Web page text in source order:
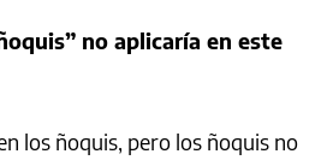
no aplicaría en este
los ñoquis, pero los ñoquis no